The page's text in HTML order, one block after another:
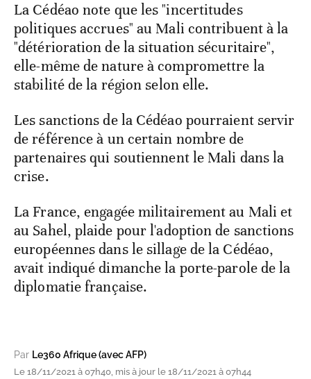
La Cédéao note que les "incertitudes
politiques accrues" au Mali contribuent à la
"détérioration de la situation sécuritaire",
elle-même de nature à compromettre la
stabilité de la région selon elle.
Les sanctions de la Cédéao pourraient servir
de référence à un certain nombre de
partenaires qui soutiennent le Mali dans la
crise.
La France, engagée militairement au Mali et
au Sahel, plaide pour l'adoption de sanctions
européennes dans le sillage de la Cédéao,
avait indiqué dimanche la porte-parole de la
diplomatie française.
Par Le360 Afrique (avec AFP)
Le 18/11/2021 à 07h40, mis à jour le 18/11/2021 à 07h44